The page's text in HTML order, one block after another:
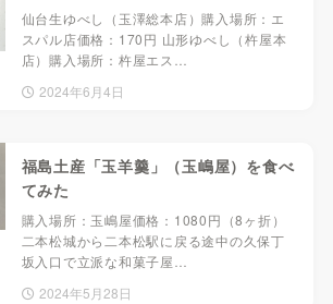
仙台生ゆべし（玉澤総本店）購入場所：エ
スパル店価格：170円 山形ゆべし（杵屋本
店）購入場所：杵屋エス…
2024年6月4日
福島土産「玉羊羹」（玉嶋屋）を食べ
てみた
購入場所：玉嶋屋価格：1080円（8ヶ折）
二本松城から二本松駅に戻る途中の久保丁
坂入口で立派な和菓子屋…
2024年5月28日